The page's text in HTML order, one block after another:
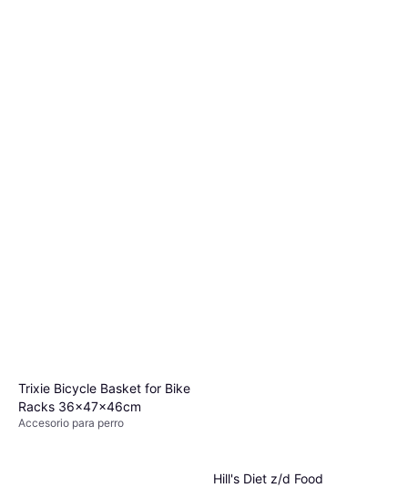
Trixie Bicycle Basket for Bike
Racks 36x47x46cm
Accesorio para perro
Hill's Diet z/d Food